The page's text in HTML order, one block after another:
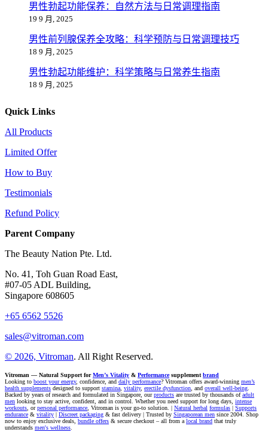
男性勃起功能保养：自然方法与日常调理指南
19 9 月, 2025
男性前列腺保养全攻略：科学预防与日常调理技巧
18 9 月, 2025
男性勃起功能维护：科学策略与日常养生指南
18 9 月, 2025
Quick Links
All Products
Limited Offer
How to Buy
Testimonials
Refund Policy
Parent Company
The Beauty Nation Pte. Ltd.
No. 41, Toh Guan Road East,
#07-05 ADL Building,
Singapore 608605
+65 6562 5526
sales@vitroman.com
© 2026, Vitroman. All Right Reserved.
Vitroman — Natural Support forMen’s Vitality & Performancesupplement brand
Looking to boost your energy, confidence, and daily performance? Vitroman offers award-winning men’s
health supplements designed to support stamina vitality, erectile dysfunction , and overall well-being
Backed by years of research and formulated in Singapore, ourproducts are trusted by thousands ofadult
men looking to stay active, confident, and in control. Whether you need support for long days, intense
workouts , orpersonal performance , Vitroman is your go-to solution. | Natural herbal formulas | Supports
endurance & vitality | Discreet packaging & fast delivery | Trusted by Singaporean men since 2004. Shop
now to enjoy exclusive deals, bundle offers & secure checkout – all from a local brand that truly
understands men's wellness